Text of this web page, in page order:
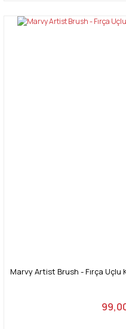
Marvy Artist Brush - Fırça Uçlu